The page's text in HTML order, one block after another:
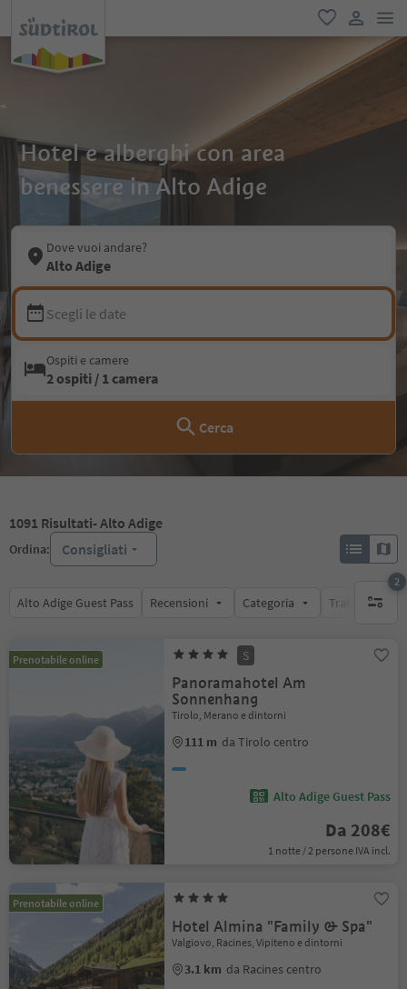
favoriti
user link
Hotel e alberghi con area
benessere in Alto Adige
Dove vuoi andare?
Alto Adige
Scegli le date
Ospiti e camere
2 ospiti / 1 camera
Cerca
1091 Risultati- Alto Adige
Ordina: Consigliati
Alto Adige Guest Pass Recensioni Categoria Trattamento
2
filtri
Prenotabile online S
Panoramahotel Am
Sonnenhang
Tirolo, Merano e dintorni
111 m da Tirolo centro
Alto Adige Guest Pass
Da 208€
1 notte / 2 persone IVA incl.
Prenotabile online
Hotel Almina "Family & Spa"
Valgiovo, Racines, Vipiteno e dintorni
3.1 km da Racines centro